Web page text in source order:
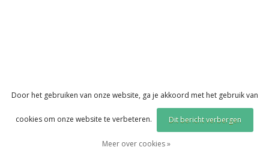
Door het gebruiken van onze website, ga je akkoord met het gebruik van
cookies om onze website te verbeteren. Dit bericht verbergen
Meer over cookies »